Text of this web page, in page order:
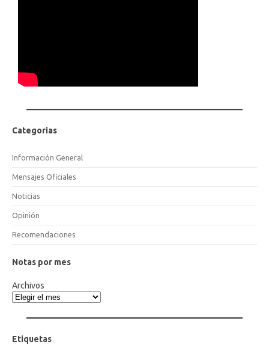
Categorias
Información General
Mensajes Oficiales
Noticias
Opinión
Recomendaciones
Notas por mes
Archivos
Etiquetas